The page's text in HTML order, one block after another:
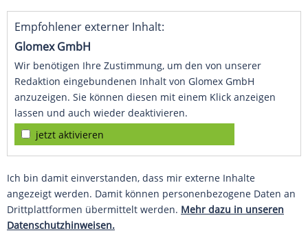
Empfohlener externer Inhalt:
Glomex GmbH
Wir benötigen Ihre Zustimmung, um den von unserer
Redaktion eingebundenen Inhalt von Glomex GmbH
anzuzeigen. Sie können diesen mit einem Klick anzeigen
lassen und auch wieder deaktivieren.
jetzt aktivieren
Ich bin damit einverstanden, dass mir externe Inhalte
angezeigt werden. Damit können personenbezogene Daten an
Drittplattformen übermittelt werden. Mehr dazu in unseren
Datenschutzhinweisen.